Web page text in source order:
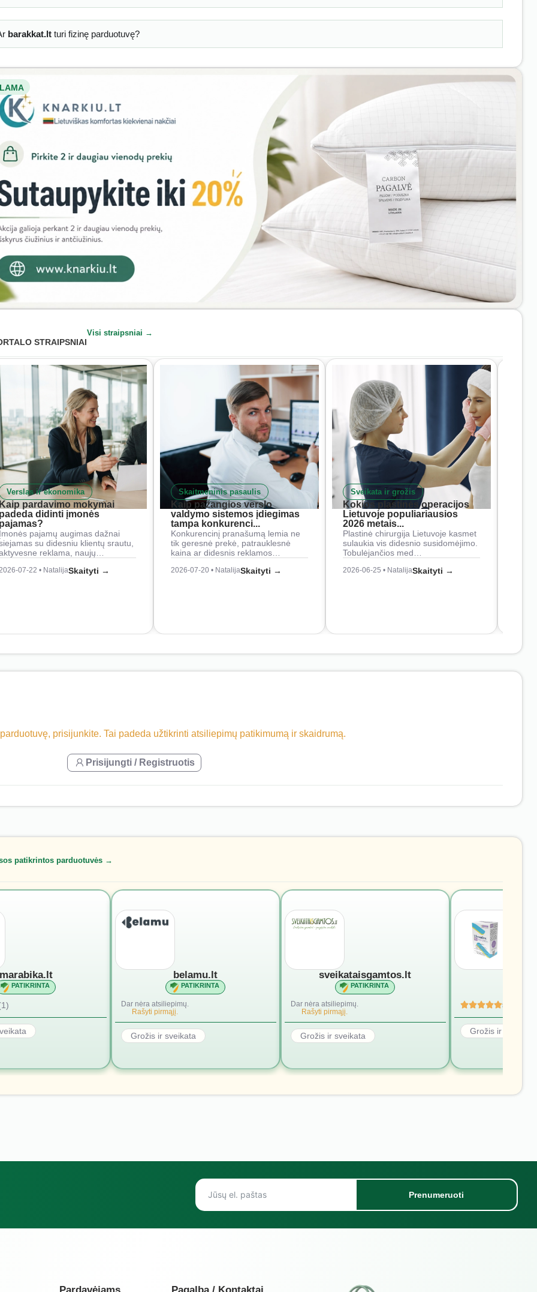
barakkat.ltturi fizinę parduotuvę?
STRAIPSNIAI
Visi straipsniai →
Verslas ir ekonomika
pardavimo mokymai
didinti įmonės
pajamų augimas dažnai
su didesniu klientų srautu,
reklama, naujų…
07-22 • NatalijaSkaityti →
Skaitmeninis pasaulis
Kaip pažangios verslo
valdymo sistemos įdiegimas
tampa konkurenci...
Konkurencinį pranašumą lemia ne
tik geresnė prekė, patrauklesnė
kaina ar didesnis reklamos…
2026-07-20 • NatalijaSkaityti →
Sveikata ir grožis
Kokios plastinės operacijos
Lietuvoje populiariausios
2026 metais...
Plastinė chirurgija Lietuvoje kasmet
sulaukia vis didesnio susidomėjimo.
Tobulėjančios med…
2026-06-25 • NatalijaSkaityti →
prisijunkite. Tai padeda užtikrinti atsiliepimų patikimumą ir skaidrumą.
Prisijungti / Registruotis
patikrintos parduotuvės →
PATIKRINTA
belamu.lt
PATIKRINTA
Dar nėra atsiliepimų.
Rašyti pirmąjį.
Grožis ir sveikata
sveikataisgamtos.lt
PATIKRINTA
Dar nėra atsiliepimų.
Rašyti pirmąjį.
Grožis ir sveikata
5
Grožis ir sveikata
Prenumeruoti
Pardavėjams Pagalba / Kontaktai